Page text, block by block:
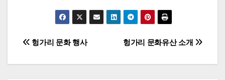
글
탐
헝가리 문화유산 소개
헝가리 문화 행사